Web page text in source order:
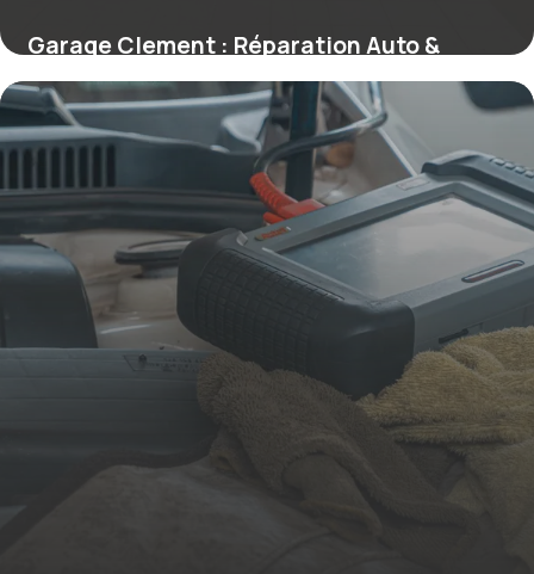
Garage Clement : Réparation Auto &
Tarifs
20 mai 2026